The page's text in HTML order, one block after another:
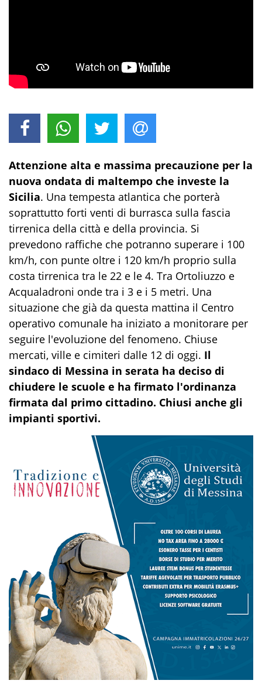
Attenzione alta e massima precauzione per la
nuova ondata di maltempo che investe la
Sicilia. Una tempesta atlantica che porterà
soprattutto forti venti di burrasca sulla fascia
tirrenica della città e della provincia. Si
prevedono raffiche che potranno superare i 100
km/h, con punte oltre i 120 km/h proprio sulla
costa tirrenica tra le 22 e le 4. Tra Ortoliuzzo e
Acqualadroni onde tra i 3 e i 5 metri. Una
situazione che già da questa mattina il Centro
operativo comunale ha iniziato a monitorare per
seguire l'evoluzione del fenomeno. Chiuse
mercati, ville e cimiteri dalle 12 di oggi. Il
sindaco di Messina in serata ha deciso di
chiudere le scuole e ha firmato l'ordinanza
firmata dal primo cittadino. Chiusi anche gli
impianti sportivi.